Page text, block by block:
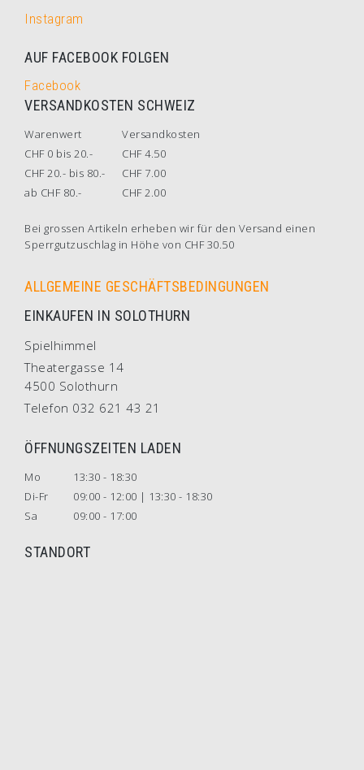
Instagram
AUF FACEBOOK FOLGEN
Facebook
VERSANDKOSTEN SCHWEIZ
Warenwert
Versandkosten
CHF 0 bis 20.-
CHF 4.50
CHF 20.- bis 80.-
CHF 7.00
ab CHF 80.-
CHF 2.00
Bei grossen Artikeln erheben wir für den Versand einen
Sperrgutzuschlag in Höhe von CHF 30.50
ALLGEMEINE GESCHÄFTSBEDINGUNGEN
EINKAUFEN IN SOLOTHURN
Spielhimmel
Theatergasse 14
4500 Solothurn
Telefon 032 621 43 21
ÖFFNUNGSZEITEN LADEN
Mo
13:30 - 18:30
Di-Fr
09:00 - 12:00 | 13:30 - 18:30
Sa
09:00 - 17:00
STANDORT